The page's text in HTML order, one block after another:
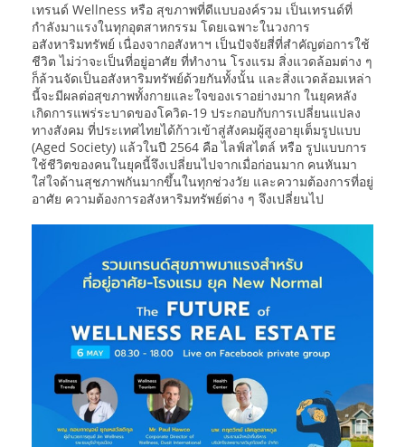
เทรนด์ Wellness หรือ สุขภาพที่ดีแบบองค์รวม เป็นเทรนด์ที่
กำลังมาแรงในทุกอุตสาหกรรม โดยเฉพาะในวงการ
อสังหาริมทรัพย์ เนื่องจากอสังหาฯ เป็นปัจจัยสี่ที่สำคัญต่อการใช้
ชีวิต ไม่ว่าจะเป็นที่อยู่อาศัย ที่ทำงาน โรงแรม สิ่งแวดล้อมต่าง ๆ
ก็ล้วนจัดเป็นอสังหาริมทรัพย์ด้วยกันทั้งนั้น และสิ่งแวดล้อมเหล่า
นี้จะมีผลต่อสุขภาพทั้งกายและใจของเราอย่างมาก ในยุคหลัง
เกิดการแพร่ระบาดของโควิด-19 ประกอบกับการเปลี่ยนแปลง
ทางสังคม ที่ประเทศไทยได้ก้าวเข้าสู่สังคมผู้สูงอายุเต็มรูปแบบ
(Aged Society) แล้วในปี 2564 คือ ไลฟ์สไตล์ หรือ รูปแบบการ
ใช้ชีวิตของคนในยุคนี้จึงเปลี่ยนไปจากเมื่อก่อนมาก คนหันมา
ใส่ใจด้านสุชภาพกันมากขึ้นในทุกช่วงวัย และความต้องการที่อยู่
อาศัย ความต้องการอสังหาริมทรัพย์ต่าง ๆ จึงเปลี่ยนไป